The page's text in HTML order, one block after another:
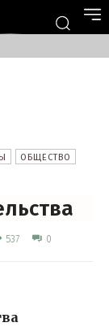
ОБЩЕСТВО
537 0